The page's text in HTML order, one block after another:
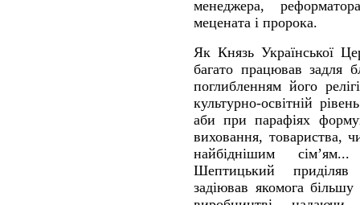
менеджера,
мецената і пророка.
Як Князь Української
багато працював задля
поглибленням його
культурно-освітній
аби при парафіях
виховання, товариства,
найбіднішим
Шептицький приділяв
задіював якомога